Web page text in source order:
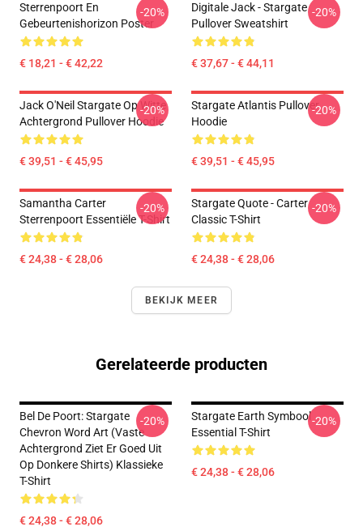
Sterrenpoort En
Gebeurtenishorizon Poster
€ 18,21 - € 42,22
-20%
Digitale Jack - Stargate
Pullover Sweatshirt
€ 37,67 - € 44,11
-20%
Jack O'Neil Stargate Op Witte
Achtergrond Pullover Hoodie
€ 39,51 - € 45,95
-20%
Stargate Atlantis Pullover
Hoodie
€ 39,51 - € 45,95
-20%
Samantha Carter
Sterrenpoort Essentiële T-Shirt
€ 24,38 - € 28,06
-20%
Stargate Quote - Carter
Classic T-Shirt
€ 24,38 - € 28,06
-20%
BEKIJK MEER
Gerelateerde producten
Bel De Poort: Stargate
Chevron Word Art (vaste
Achtergrond Ziet Er Goed Uit
Op Donkere Shirts) Klassieke
T-Shirt
€ 24,38 - € 28,06
-20%
Stargate Earth Symbool
Essential T-Shirt
€ 24,38 - € 28,06
-20%